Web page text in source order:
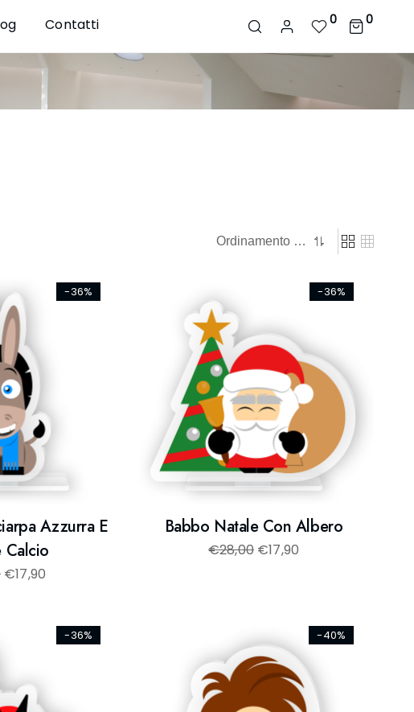
Contatti 0 0
-36%
Azzurra E
Calcio
€17,90
-36%
Babbo Natale Con Albero
€28,00 €17,90
-36% -40%